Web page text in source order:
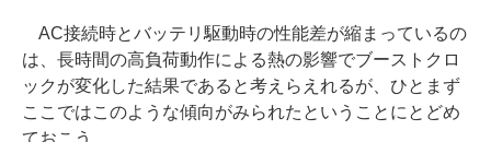
AC接続時とバッテリ駆動時の性能差が縮まっているの
は、長時間の高負荷動作による熱の影響でブーストクロ
ックが変化した結果であると考えらえれるが、ひとまず
ここではこのような傾向がみられたということにとどめ
ておこう。